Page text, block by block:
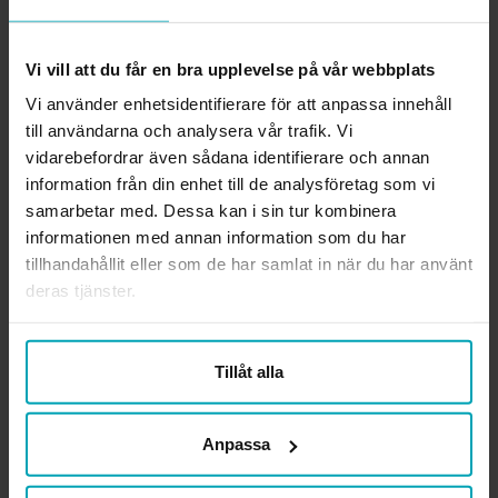
Vi vill att du får en bra upplevelse på vår webbplats
Vi använder enhetsidentifierare för att anpassa innehåll
till användarna och analysera vår trafik. Vi
vidarebefordrar även sådana identifierare och annan
information från din enhet till de analysföretag som vi
samarbetar med. Dessa kan i sin tur kombinera
informationen med annan information som du har
tillhandahållit eller som de har samlat in när du har använt
deras tjänster.
Tillåt alla
Anpassa
Vilken är målgruppen? Vem kan ha nytta av det? Och vilken
tror på, som gett ut grejer i samma anda. Och skicka in en
kort sammanfattning. Får du inte napp på ett ställe så skicka
till nästa. Eller fråga vad som inte funkar, vad du kan göra
Men om man är rädd för att inte räcka till?
– Vi fick vansinnigt mycket hjälp genom hela processen. Vi
kom med synpunkter och vi redigerade och reflekterade,
fram och tillbaka. Det är vår bok, men vi har hela tiden fått
ska se ut, och vilken färgkodning vi ska ha. Är man orolig för
sin svenska eller har dyslexi får man stöd.